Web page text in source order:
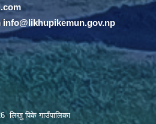
/info@likhupikemun.gov.np
लिखु पिके गाउँपालिका